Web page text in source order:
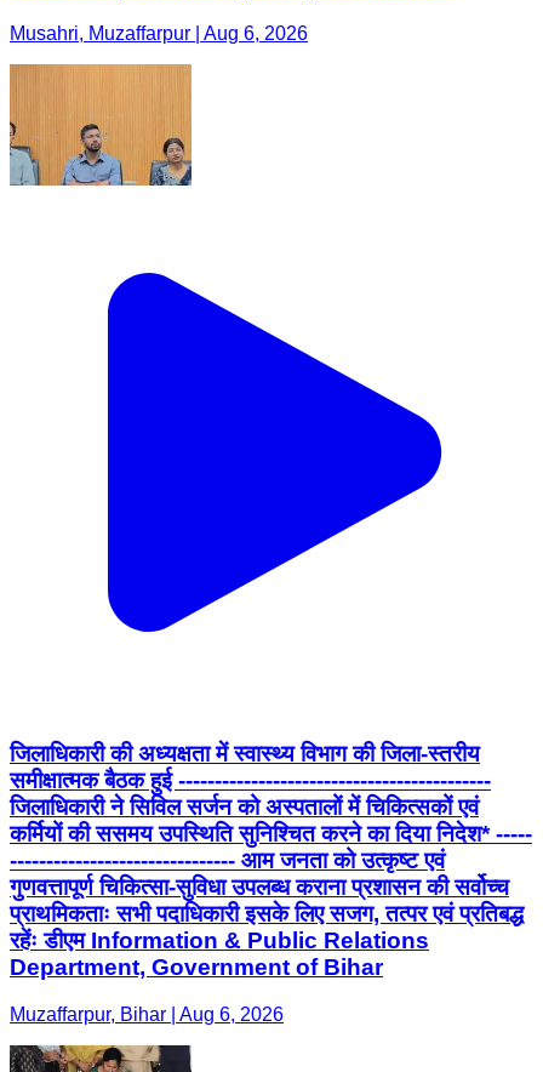
Musahri, Muzaffarpur | Aug 6, 2026
जिलाधिकारी की अध्यक्षता में स्वास्थ्य विभाग की जिला-स्तरीय
समीक्षात्मक बैठक हुई -------------------------------------------
जिलाधिकारी ने सिविल सर्जन को अस्पतालों में चिकित्सकों एवं
कर्मियों की ससमय उपस्थिति सुनिश्चित करने का दिया निदेश* -----
------------------------------- आम जनता को उत्कृष्ट एवं
गुणवत्तापूर्ण चिकित्सा-सुविधा उपलब्ध कराना प्रशासन की सर्वोच्च
प्राथमिकताः सभी पदाधिकारी इसके लिए सजग, तत्पर एवं प्रतिबद्ध
रहेंः डीएम Information & Public Relations
Department, Government of Bihar
Muzaffarpur, Bihar | Aug 6, 2026